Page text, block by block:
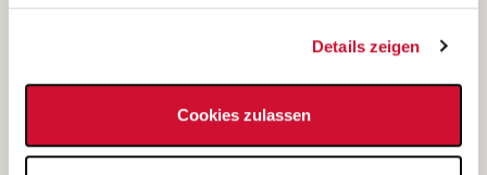
Details zeigen
Cookies zulassen
Bewerbung als Altenpflegehelfer*in
Bewerbung als Erzieher*in